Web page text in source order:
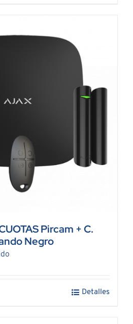
Pircam + C.
Negro
Detalles